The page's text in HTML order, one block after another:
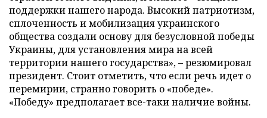
поддержки нашего народа. Высокий патриотизм,
сплоченность и мобилизация украинского
общества создали основу для безусловной победы
Украины, для установления мира на всей
территории нашего государства», – резюмировал
президент. Стоит отметить, что если речь идет о
перемирии, странно говорить о «победе».
«Победу» предполагает все-таки наличие войны.